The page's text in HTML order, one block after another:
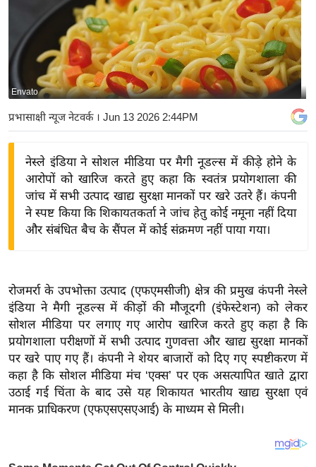
र्रा
ष्ट्री
बि
ज़
ने
द्यो
वि
शे
ष
ज्ञ
रा
य
ब
ज
Envato
प्रभासाक्षी न्यूज नेटवर्क। Jun 13 2026 2:44PM
नेस्ले इंडिया ने सोशल मीडिया पर मैगी नूडल्स में कीड़े होने के
आरोपों को खारिज करते हुए कहा कि स्वतंत्र प्रयोगशाला की
जांच में सभी उत्पाद खाद्य सुरक्षा मानकों पर खरे उतरे हैं। कंपनी
ने स्पष्ट किया कि शिकायतकर्ता ने जांच हेतु कोई नमूना नहीं दिया
और संबंधित बैच के सैंपल में कोई संक्रमण नहीं पाया गया।
रोजमर्रा के उपभोक्ता उत्पाद (एफएमसीजी) क्षेत्र की प्रमुख कंपनी नेस्ले
इंडिया ने मैगी नूडल्स में कीड़ों की मौजूदगी (इंफेस्टेशन) को लेकर
सोशल मीडिया पर लगाए गए आरोप खारिज करते हुए कहा है कि
प्रयोगशाला परीक्षणों में सभी उत्पाद गुणवत्ता और खाद्य सुरक्षा मानकों
पर खरे पाए गए हैं। कंपनी ने शेयर बाजारों को दिए गए स्पष्टीकरण में
कहा है कि सोशल मीडिया मंच ‘एक्स’ पर एक असत्यापित खाते द्वारा
उठाई गई चिंता के बाद उसे यह शिकायत भारतीय खाद्य सुरक्षा एवं
मानक प्राधिकरण (एफएसएसएआई) के माध्यम से मिली।